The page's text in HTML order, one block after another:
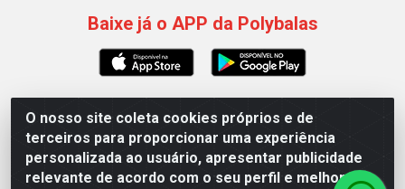
O nosso site coleta cookies próprios e de
terceiros para proporcionar uma experiência
personalizada ao usuário, apresentar publicidade
relevante de acordo com o seu perfil e melhorar a
Baixe já o APP da Polybalas
Polybalas - Rua João Miguel de Souza, 173 Galpão B -
Ernesto Geisel, João Pessoa/PB - CEP 58.075-075 - CNPJ
00.909.327/0002-61